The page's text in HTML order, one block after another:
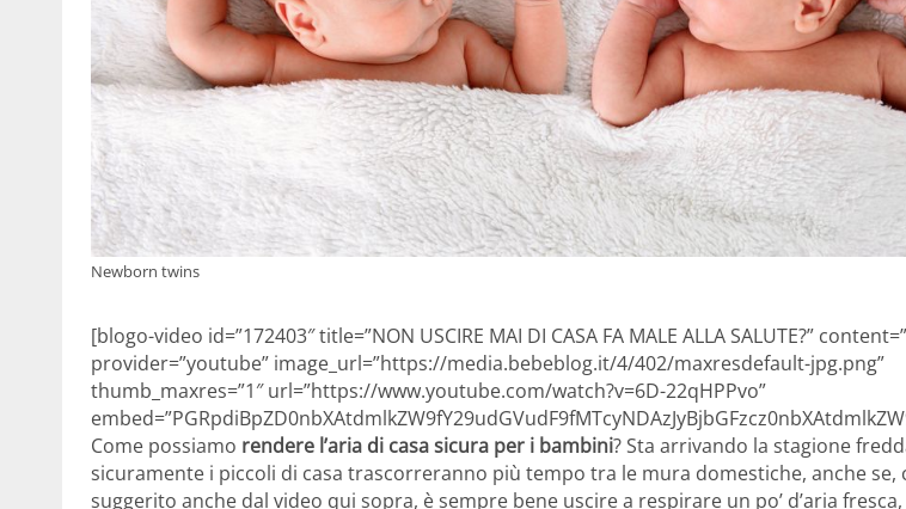
Newborn twins
[blogo-video id=”172403″ title=”NON USCIRE MAI DI CASA FA MALE ALLA SALUTE?”
provider=”youtube” image_url=”https://media.bebeblog.it/4/402/maxresdefault-jpg.png”
thumb_maxres=”1″ url=”https://www.youtube.com/watch?v=6D-22qHPPvo”
Come possiamo rendere l’aria di casa sicura per i bambini? Sta arrivando la stagione
sicuramente i piccoli di casa trascorreranno più tempo tra le mura domestiche, anche se,
suggerito anche dal video qui sopra, è sempre bene uscire a respirare un po’ d’aria